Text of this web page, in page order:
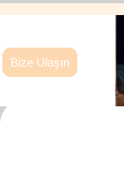
Bize Ulaşın